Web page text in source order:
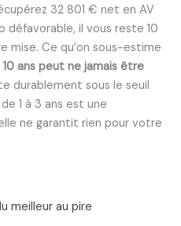
32 801 € net en AV
défavorable, il vous reste 10
Ce qu’on sous-estime
ans peut ne jamais être
durablement sous le seuil
1 à 3 ans est une
ne garantit rien pour votre
meilleur au pire